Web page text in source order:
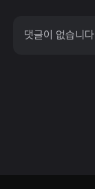
댓글이 없습니